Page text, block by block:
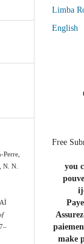
N. N.
Limba
English
Free
you
make